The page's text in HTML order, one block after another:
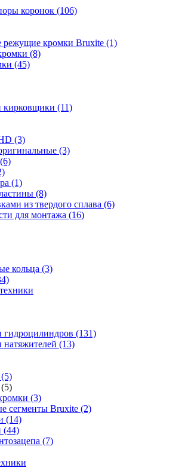
коронок (106)
кромки Bruxite (1)
(8)
(45)
(11)
(3)
(3)
(1)
(8)
из твердого сплава (6)
для монтажа (16)
кольца (3)
гидроцилиндров (131)
(13)
(3)
сегменты Bruxite (2)
(14)
(44)
(7)